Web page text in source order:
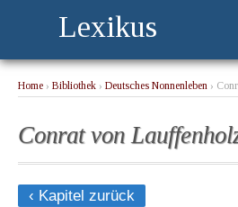
Lexikus
Home › Bibliothek › Deutsches Nonnenleben ›
Conrat von
‹ Kapitel zurück